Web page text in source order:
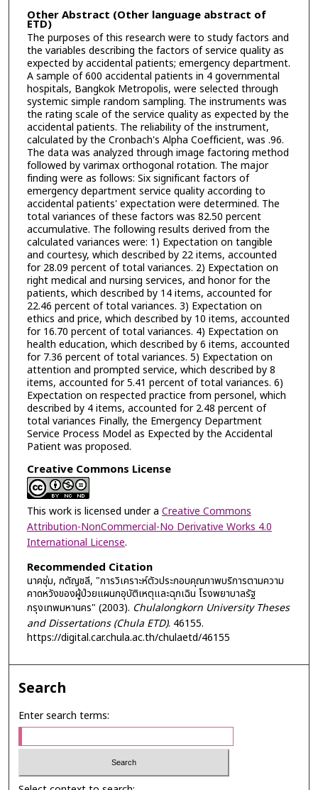
Other Abstract (Other language abstract of
ETD)
The purposes of this research were to study factors and
the variables describing the factors of service quality as
expected by accidental patients; emergency department.
A sample of 600 accidental patients in 4 governmental
hospitals, Bangkok Metropolis, were selected through
systemic simple random sampling. The instruments was
the rating scale of the service quality as expected by the
accidental patients. The reliability of the instrument,
calculated by the Cronbach's Alpha Coefficient, was .96.
The data was analyzed through image factoring method
followed by varimax orthogonal rotation. The major
finding were as follows: Six significant factors of
emergency department service quality according to
accidental patients' expectation were determined. The
total variances of these factors was 82.50 percent
accumulative. The following results derived from the
calculated variances were: 1) Expectation on tangible
and courtesy, which described by 22 items, accounted
for 28.09 percent of total variances. 2) Expectation on
right medical and nursing services, and honor for the
patients, which described by 14 items, accounted for
22.46 percent of total variances. 3) Expectation on
ethics and price, which described by 10 items, accounted
for 16.70 percent of total variances. 4) Expectation on
health education, which described by 6 items, accounted
for 7.36 percent of total variances. 5) Expectation on
attention and prompted service, which described by 8
items, accounted for 5.41 percent of total variances. 6)
Expectation on respected practice from personel, which
described by 4 items, accounted for 2.48 percent of
total variances Finally, the Emergency Department
Service Process Model as Expected by the Accidental
Patient was proposed.
Creative Commons License
This work is licensed under a Creative Commons
Attribution-NonCommercial-No Derivative Works 4.0
International License.
Recommended Citation
นาคชุ่ม, กตัญชลี, "การวิเคราะห์ตัวประกอบคุณภาพบริการตามความ
คาดหวังของผู้ป่วยแผนกอุบัติเหตุและฉุกเฉิน โรงพยาบาลรัฐ
กรุงเทพมหานคร" (2003). Chulalongkorn University Theses
and Dissertations (Chula ETD). 46155.
https://digital.car.chula.ac.th/chulaetd/46155
Search
Enter search terms: